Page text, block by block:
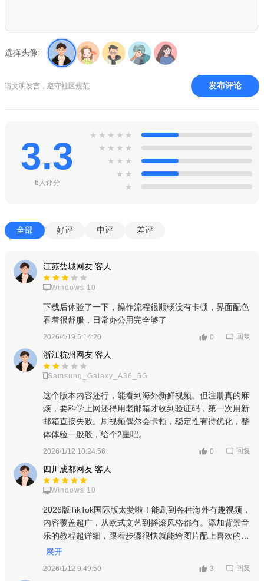
短视频软件，这款软件支持用户创建，编辑和共享观看各种视
频，轻松记录和欣赏更多短视频内容！提供国际可用版本，各种
国外短视频等你来看哦！
2、进入视频拍摄界面后，点击右下角的【上传】选项。
选择头像:
请文明发言，遵守社区规范 发布评论
3.3
6人评分
★ ★ ★ ★ ★
★ ★ ★ ★
★ ★ ★
★ ★
★
全部 好评 中评 差评
江苏盐城网友 客人
Windows 10
下载后体验了一下，操作流程很顺畅没有卡顿，界面配色
看着很舒服，日常办公用完全够了
2026/4/19 5:14:20 0 回复
浙江杭州网友 客人
Samsung_Galaxy_A36_5G
这个版本内容还行，能看到海外新鲜视频。但注册真的麻
烦，要科学上网还得用老邮箱才收到验证码，第一次用新
邮箱直接失败。刷视频偶尔会卡顿，稳定性有待优化，整
体体验一般般，给个2星吧。
2026/1/12 10:24:56 0 回复
四川成都网友 客人
Windows 10
2026版TikTok国际版太赞啦！能刷到各种海外有趣视频，
内容覆盖超广，从欧式文艺到摇滚风格都有。添加背景音
乐的教程超详细，跟着步骤很快就能给图片配上喜欢的音
乐。注册虽然要科学上网，但按说明来也顺利搞定，现在
展开
2026/1/12 9:49:50 3 回复